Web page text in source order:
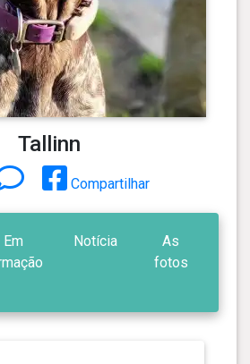
Tallinn
Compartilhar
Em
Notícia
As
fotos